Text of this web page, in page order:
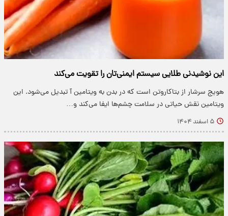
این نوشیدنی طلایی سیستم ایمنی‌تان را تقویت می‌کند
هویج سرشار از بتاکاروتن است که در بدن به ویتامین آ تبدیل می‌شود. این
ویتامین نقش حیاتی در سلامت چشم‌ها ایفا می‌کند و…
۵ اسفند ۱۴۰۴